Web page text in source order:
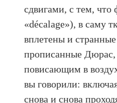
сдвигами, с тем,
«décalage»), в саму
вплетены и
прописанные Дюрас,
повисающим в
вы говорили:
снова и снова